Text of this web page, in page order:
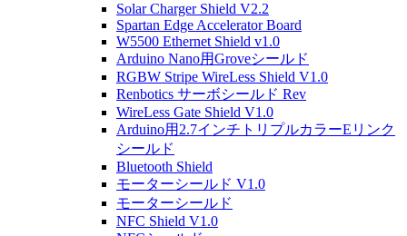
Solar Charger Shield V2.2
Spartan Edge Accelerator Board
W5500 Ethernet Shield v1.0
Arduino Nano用Groveシールド
RGBW Stripe WireLess Shield V1.0
Renbotics サーボシールド Rev
WireLess Gate Shield V1.0
Arduino用2.7インチトリプルカラーEリンク
シールド
Bluetooth Shield
モーターシールド V1.0
モーターシールド
NFC Shield V1.0